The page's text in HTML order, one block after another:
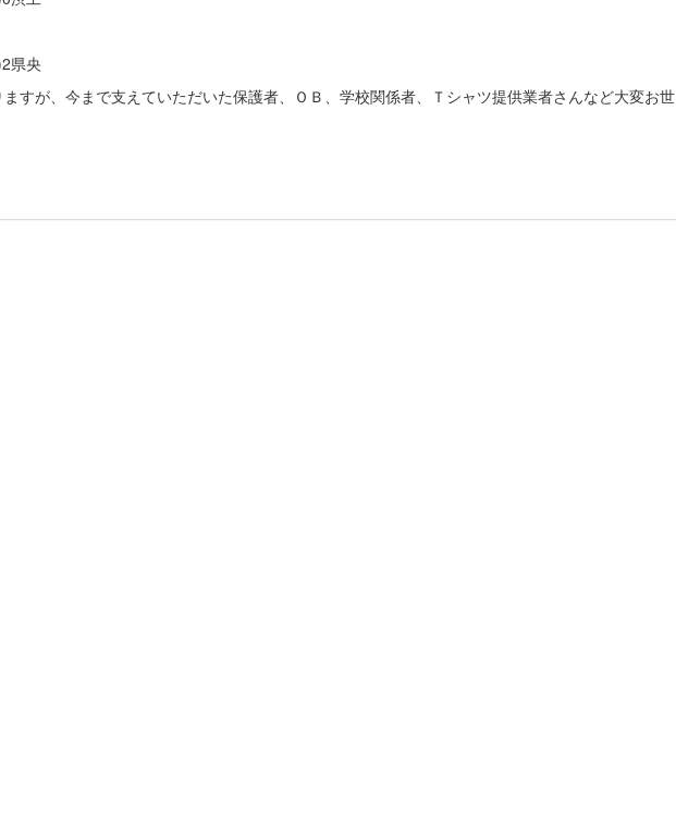
県央
すが、今まで支えていただいた保護者、ＯＢ、学校関係者、Ｔシャツ提供業者さんなど大変お世